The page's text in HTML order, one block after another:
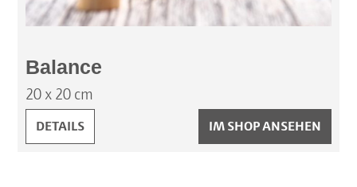
Balance
20 x 20 cm
BALANCE:
DETAILS IM SHOP ANSEHEN